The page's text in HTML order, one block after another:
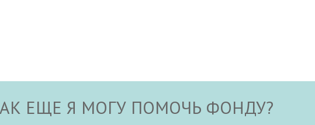
ЕЩЕ Я МОГУ ПОМОЧЬ ФОНДУ?